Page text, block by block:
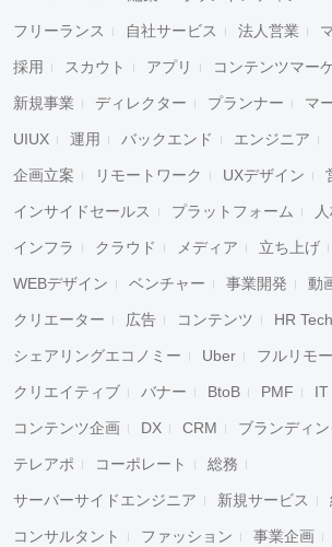
フリーランス 自社サービス 法人営業
採用 スカウト アプリ コンテンツマー
新規事業 ディレクター プランナー マ
UIUX 運用 バックエンド エンジニア
企画立案 リモートワーク UXデザイン
インサイドセールス プラットフォーム
インフラ クラウド メディア 立ち上げ
WEBデザイン ベンチャー 事業開発 動
クリエーター 広告 コンテンツ HR Tech
シェアリングエコノミー Uber フルリモ
クリエイティブ バナー BtoB PMF IT
コンテンツ企画 DX CRM ブランディ
テレアポ コーポレート 総務
サーバーサイドエンジニア 新規サービス
コンサルタント ファッション 事業企画